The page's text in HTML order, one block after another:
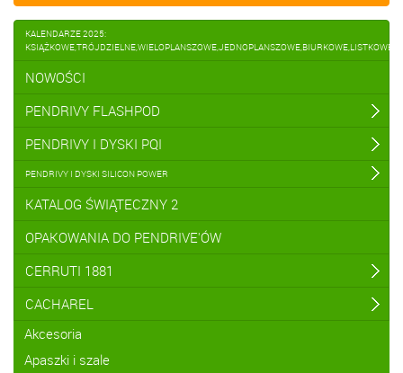
KALENDARZE 2025:
KSIĄŻKOWE,TRÓJDZIELNE,WIELOPLANSZOWE,JEDNOPLANSZOWE,BIURKOWE,LISTKOWE
NOWOŚCI
PENDRIVY FLASHPOD
PENDRIVY I DYSKI PQI
PENDRIVY I DYSKI SILICON POWER
KATALOG ŚWIĄTECZNY 2
OPAKOWANIA DO PENDRIVE'ÓW
CERRUTI 1881
CACHAREL
Akcesoria
Apaszki i szale